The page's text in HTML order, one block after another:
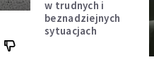
w trudnych i
beznadziejnych
sytuacjach